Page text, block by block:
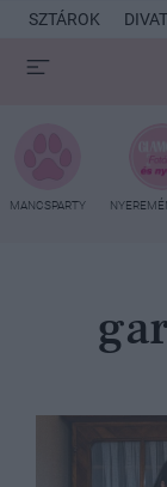
SZTÁROK DIVAT
MANCSPARTY